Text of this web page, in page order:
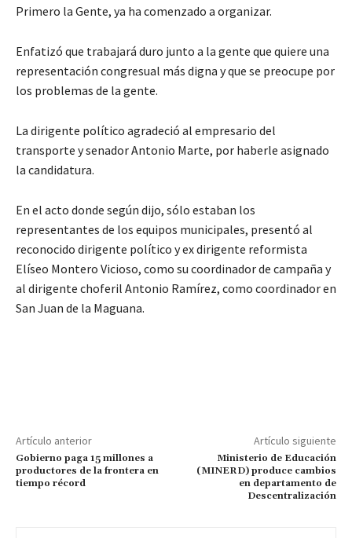
Primero la Gente, ya ha comenzado a organizar.
Enfatizó que trabajará duro junto a la gente que quiere una
representación congresual más digna y que se preocupe por
los problemas de la gente.
La dirigente político agradeció al empresario del
transporte y senador Antonio Marte, por haberle asignado
la candidatura.
En el acto donde según dijo, sólo estaban los
representantes de los equipos municipales, presentó al
reconocido dirigente político y ex dirigente reformista
Elíseo Montero Vicioso, como su coordinador de campaña y
al dirigente choferil Antonio Ramírez, como coordinador en
San Juan de la Maguana.
Artículo anterior
Gobierno paga 15 millones a
productores de la frontera en
tiempo récord
Artículo siguiente
Ministerio de Educación
(MINERD) produce cambios
en departamento de
Descentralización